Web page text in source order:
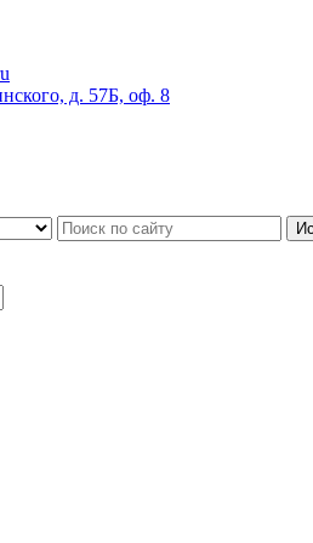
д. 57Б, оф. 8